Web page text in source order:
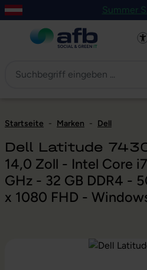
Hauptinhalt springen
Zur Navigation der B2B-Summer
Startseite - Marken - Dell
Dell Latitude
14,0 Zoll - Intel Core
GHz - 32 GB DDR4 -
x 1080 FHD -
Bildergalerie überspringen